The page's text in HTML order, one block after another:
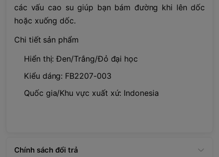
các vấu cao su giúp bạn bám đường khi lên dốc
hoặc xuống dốc.
Chi tiết sản phẩm
Hiển thị: Đen/Trắng/Đỏ đại học
Kiểu dáng: FB2207-003
Quốc gia/Khu vực xuất xứ: Indonesia
Chính sách đổi trả